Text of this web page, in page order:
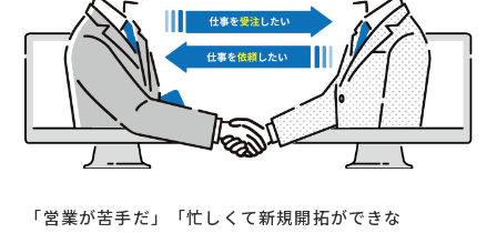
「営業が苦手だ」「忙しくて新規開拓ができな